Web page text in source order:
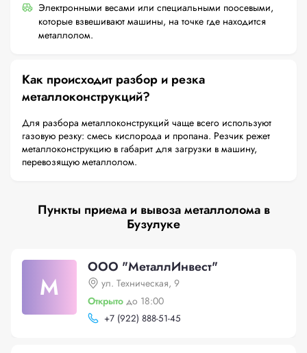
Электронными весами или специальными поосевыми,
которые взвешивают машины, на точке где находится
металлолом.
Как происходит разбор и резка
металлоконструкций?
Для разбора металлоконструкций чаще всего используют
газовую резку: смесь кислорода и пропана. Резчик режет
металлоконструкцию в габарит для загрузки в машину,
перевозящую металлолом.
Пункты приема и вывоза металлолома в
Бузулуке
М
ООО "МеталлИнвест"
ул. Техническая, 9
Открыто до 18:00
+7 (922) 888-51-45